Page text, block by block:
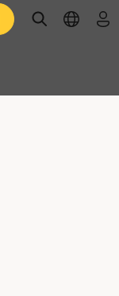
openopen로